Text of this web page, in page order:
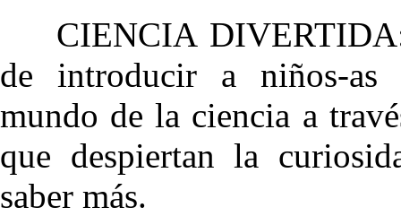
CIENCIA DIVERTIDA:
de introducir a niños-
mundo de la ciencia a
que despiertan la
saber más.